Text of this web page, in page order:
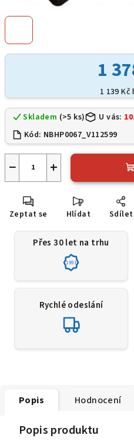
1
1 139 Kč
Skladem (>5 ks) U vás:
Kód: NBHP0067_V112599
+
−
Zeptat se Hlídat Sdílet
Přes 30 let na trhu
1991
Rychlé odeslání
Popis Hodnocení
Popis produktu